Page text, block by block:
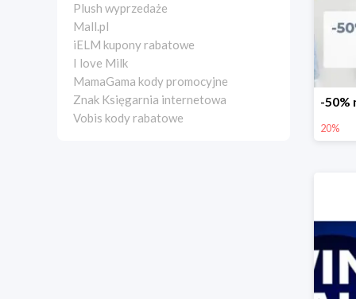
Plush wyprzedaże
Mall.pl
iELM kupony rabatowe
I love Milk
MamaGama kody promocyjne
Znak Księgarnia internetowa
Vobis kody rabatowe
20%